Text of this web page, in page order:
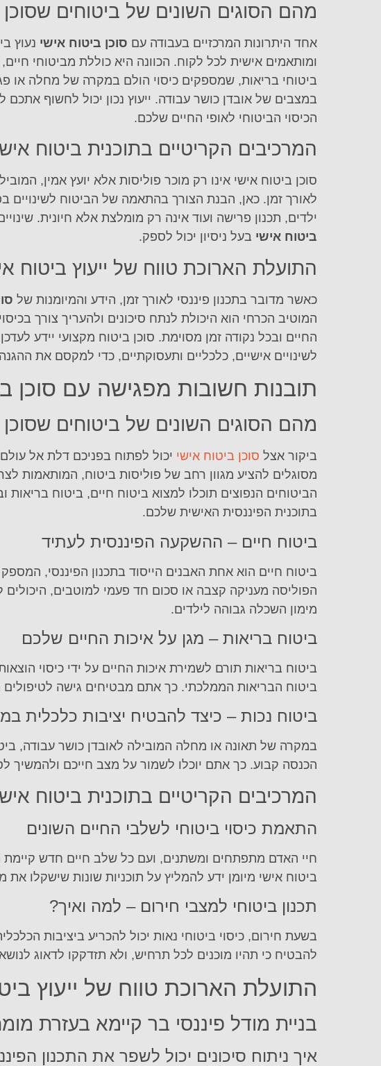
מהם הסוגים השונים של ביטוחים שסוכן
אחד היתרונות המרכזיים בעבודה עם סוכן ביטוח אישי נעוץ
ומותאמים אישית לכל לקוח. הכוונה היא כוללת מביטוחי
ביטוחי בריאות, שמספקים כיסוי הולם במקרה של מחלה או
במצבים של אובדן כושר עבודה. ייעוץ נכון יכול לחשוף
הכיסוי הביטוחי לאופי החיים שלכם.
המרכיבים הקריטיים בתוכנית ביטוח
סוכן ביטוח אישי אינו רק מוכר פוליסות אלא יועץ אמין,
לאורך זמן. כאן, הבנת הצורך בהתאמה של הביטוח לשינויים
ילדים, תכנון פרישה ועוד אינה רק מומלצת אלא חיונית.
ביטוח אישי בעל ניסיון יכול לספק.
התועלת הארוכת טווח של ייעוץ ביטוח
כאשר מדובר בתכנון פיננסי לאורך זמן, הידע והמיומנות של
המוטיב הכרחי הוא היכולת לנתח סיכונים ולהעריך צורך
החיים ובכל נקודה זמן מסוימת. סוכן ביטוח מקצועי יידע
לשינויים אישיים, כלכליים ותעסוקתיים, כדי למקסם את
תובנות חשובות מפגישה עם סוכן
מהם הסוגים השונים של ביטוחים שסוכן
ביקור אצל סוכן ביטוח אישי יכול לפתוח בפניכם דלת אל
מסוגלים להציע מגוון רחב של פוליסות ביטוח, המותאמות
הביטוחים הנפוצים תוכלו למצוא ביטוח חיים, ביטוח
בתוכנית הפיננסית האישית שלכם.
ביטוח חיים – ההשקעה הפיננסית לעתיד
ביטוח חיים הוא אחת האבנים הייסוד בתכנון הפיננסי,
הפוליסה מעניקה קצבה או סכום חד פעמי למוטבים, היכולים
מימון השכלה גבוהה לילדים.
ביטוח בריאות – מגן על איכות החיים שלכם
ביטוח בריאות תורם לשמירת איכות החיים על ידי כיסוי
ביטוח הבריאות הממלכתי. כך אתם מבטיחים גישה
ביטוח נכות – כיצד להבטיח יציבות כלכלית
במקרה של תאונה או מחלה המובילה לאובדן כושר עבודה,
הכנסה קבוע. כך אתם יוכלו לשמור על מצב חייכם ולהמשיך
המרכיבים הקריטיים בתוכנית ביטוח
התאמת כיסוי ביטוחי לשלבי החיים השונים
חיי האדם מתפתחים ומשתנים, ועם כל שלב חיים חדש קיימת
ביטוח אישי מיומן ידע להמליץ על תוכניות שונות שישקלו
תכנון ביטוחי למצבי חירום – למה ואיך?
בשעת חירום, כיסוי ביטוחי נאות יכול להכריע ביציבות
להבטיח כי תהיו מוכנים לכל תרחיש, ולא תזדקקו לדאוג
התועלת הארוכת טווח של ייעוץ
בניית מודל פיננסי בר קיימא בעזרת
איך ניתוח סיכונים יכול לשפר את התכנון